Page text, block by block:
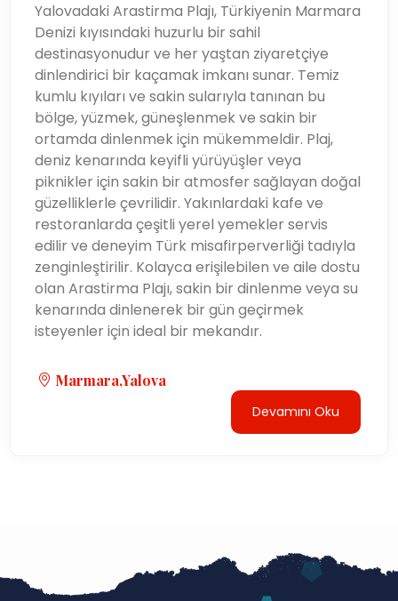
Yalovadaki Arastirma Plajı, Türkiyenin Marmara
Denizi kıyısındaki huzurlu bir sahil
destinasyonudur ve her yaştan ziyaretçiye
dinlendirici bir kaçamak imkanı sunar. Temiz
kumlu kıyıları ve sakin sularıyla tanınan bu
bölge, yüzmek, güneşlenmek ve sakin bir
ortamda dinlenmek için mükemmeldir. Plaj,
deniz kenarında keyifli yürüyüşler veya
piknikler için sakin bir atmosfer sağlayan doğal
güzelliklerle çevrilidir. Yakınlardaki kafe ve
restoranlarda çeşitli yerel yemekler servis
edilir ve deneyim Türk misafirperverliği tadıyla
zenginleştirilir. Kolayca erişilebilen ve aile dostu
olan Arastirma Plajı, sakin bir dinlenme veya su
kenarında dinlenerek bir gün geçirmek
isteyenler için ideal bir mekandır.
Marmara,Yalova
Devamını Oku